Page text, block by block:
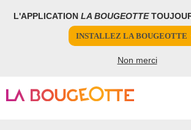
L'APPLICATION LA BOUGEOTTE
INSTALLEZ LA BOUGEOTTE
Non merci
PARTAGER
Votre inscription à la newsletter a